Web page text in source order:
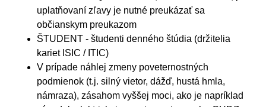
uplatňovaní zľavy je nutné preukázať sa
občianskym preukazom
ŠTUDENT - študenti denného štúdia (držitelia
kariet ISIC / ITIC)
V prípade náhlej zmeny poveternostných
podmienok (t.j. silný vietor, dážď, hustá hmla,
námraza), zásahom vyššej moci, ako je napríklad